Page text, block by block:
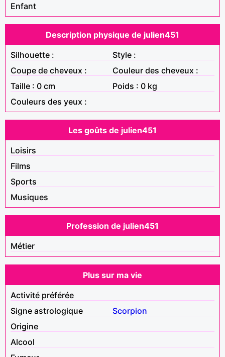
Enfant
Description physique de julien451
Silhouette :
Style :
Coupe de cheveux :
Couleur des cheveux :
Taille : 0 cm
Poids : 0 kg
Couleurs des yeux :
Les goûts de julien451
Loisirs
Films
Sports
Musiques
Profession de julien451
Métier
Plus sur ma vie
Activité préférée
Signe astrologique
Scorpion
Origine
Alcool